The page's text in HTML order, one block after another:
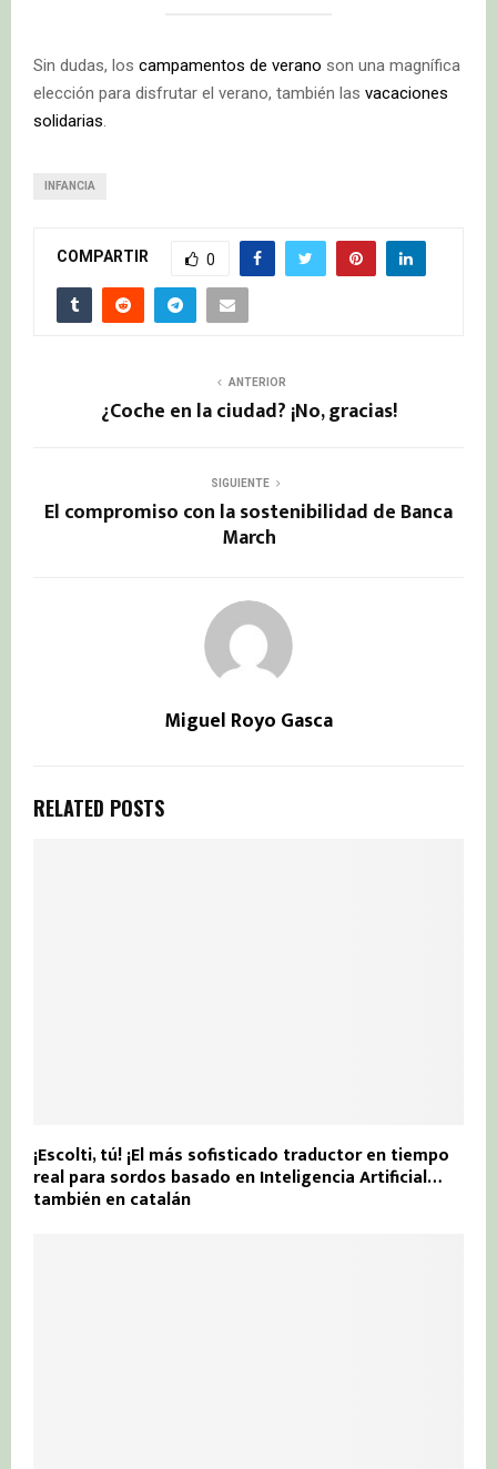
Sin dudas, los campamentos de verano son una magnífica
elección para disfrutar el verano, también las vacaciones
solidarias.
INFANCIA
COMPARTIR 0
ANTERIOR
¿Coche en la ciudad? ¡No, gracias!
SIGUIENTE
El compromiso con la sostenibilidad de Banca
March
Miguel Royo Gasca
RELATED POSTS
¡Escolti, tú! ¡El más sofisticado traductor en tiempo
real para sordos basado en Inteligencia Artificial…
también en catalán